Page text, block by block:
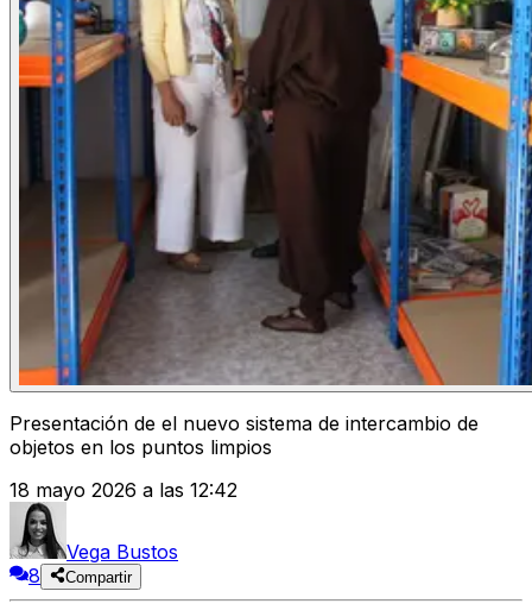
Presentación de el nuevo sistema de intercambio de
objetos en los puntos limpios
18 mayo 2026 a las 12:42
Vega Bustos
8
Compartir